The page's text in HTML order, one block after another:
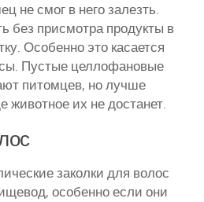
не смог в него залезть.
без присмотра продукты в
Особенно это касается
Пустые целлофановые
питомцев, но лучше
животное их не достанет.
заколки для волос
особенно если они